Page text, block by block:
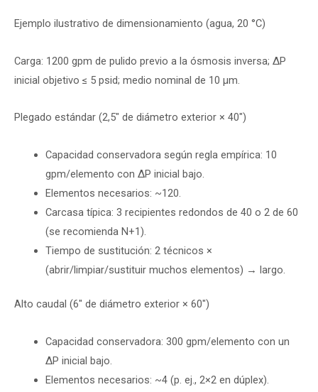
Ejemplo ilustrativo de dimensionamiento (agua, 20 °C)
Carga: 1200 gpm de pulido previo a la ósmosis inversa; ΔP
inicial objetivo ≤ 5 psid; medio nominal de 10 µm.
Plegado estándar (2,5″ de diámetro exterior × 40″)
Capacidad conservadora según regla empírica: 10
gpm/elemento con ΔP inicial bajo.
Elementos necesarios: ~120.
Carcasa típica: 3 recipientes redondos de 40 o 2 de 60
(se recomienda N+1).
Tiempo de sustitución: 2 técnicos ×
(abrir/limpiar/sustituir muchos elementos) → largo.
Alto caudal (6″ de diámetro exterior × 60″)
Capacidad conservadora: 300 gpm/elemento con un
ΔP inicial bajo.
Elementos necesarios: ~4 (p. ej., 2×2 en dúplex).